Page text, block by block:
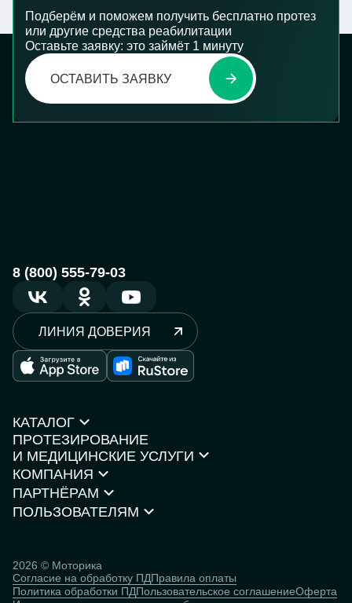
Подберём и поможем получить бесплатно протез
или другие средства реабилитации
Оставьте заявку: это займёт 1 минуту
ОСТАВИТЬ ЗАЯВКУ
8 (800) 555-79-03
ЛИНИЯ ДОВЕРИЯ
КАТАЛОГ
Протезы рук
Протезы ног
Кресла-коляски
Каталог товаров
Нейростимуляторы
КОМПАНИЯ
О компании
Контакты
ПОЛЬЗОВАТЕЛЯМ
База знаний
Человек
кибернетический
ПРОТЕЗИРОВАНИЕ
И МЕДИЦИНСКИЕ УСЛУГИ
Моторика Орто
ПАРТНЁРАМ
Партнёрская программа
2026 © Моторика
Согласие на обработку ПДПравила оплаты
Политика обработки ПДПользовательское соглашениеОферта